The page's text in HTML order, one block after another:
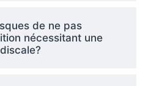
de ne pas
nécessitant une